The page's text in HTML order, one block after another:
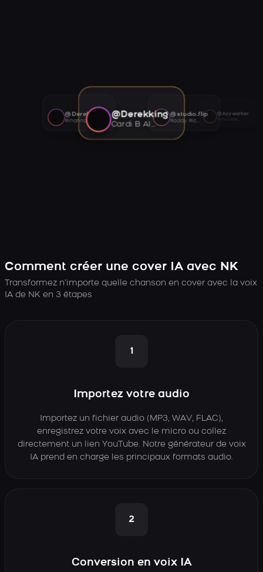
@Derekking
Cardi B AI voice
@studio.flip
Roddy Ricch AI voice
@Ayywalker
@Derekking
Rihanna AI voice
Comment créer une cover IA avec NK
Transformez n’importe quelle chanson en cover avec la voix
IA de NK en 3 étapes
1
Importez votre audio
Importez un fichier audio (MP3, WAV, FLAC),
enregistrez votre voix avec le micro ou collez
directement un lien YouTube. Notre générateur de voix
IA prend en charge les principaux formats audio.
2
Conversion en voix IA